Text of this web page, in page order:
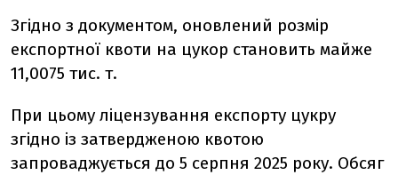
Згідно з документом, оновлений розмір
експортної квоти на цукор становить майже
11,0075 тис. т.
При цьому ліцензування експорту цукру
згідно із затвердженою квотою
запроваджується до 5 серпня 2025 року. Обсяг